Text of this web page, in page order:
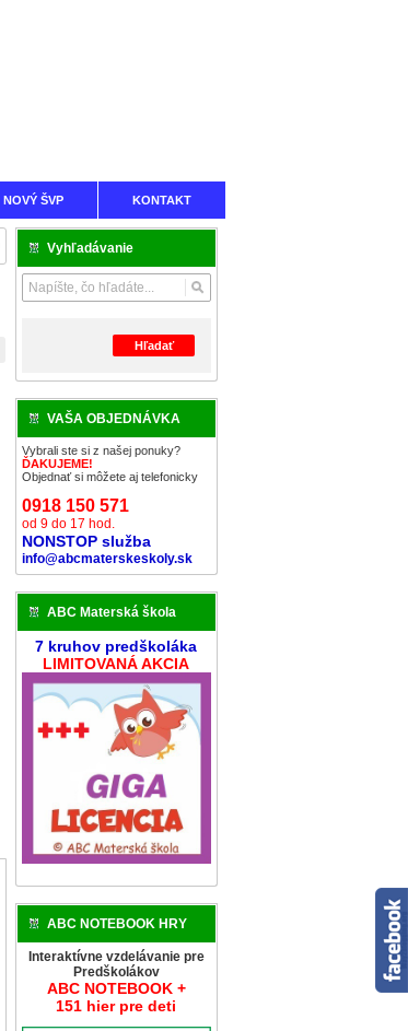
NOVÝ ŠVP KONTAKT
Vyhľadávanie
Hľadať
VAŠA OBJEDNÁVKA
Vybrali ste si z našej ponuky?
ĎAKUJEME!
Objednať si môžete aj telefonicky
0918 150 571
od 9 do 17 hod.
NONSTOP služba
info@abcmaterskeskoly.sk
ABC Materská škola
7 kruhov predškoláka
LIMITOVANÁ AKCIA
ABC NOTEBOOK HRY
Interaktívne vzdelávanie pre
Predškolákov
ABC NOTEBOOK +
151 hier pre deti